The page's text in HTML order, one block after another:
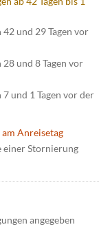
und 29 Tagen vor
und 8 Tagen vor
und 1 Tagen vor der
Anreisetag
einer Stornierung
angegeben